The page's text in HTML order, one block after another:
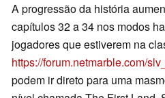
A progressão da história
capítulos 32 a 34 nos modos
jogadores que estiverem na
https://forum.netmarble.com/
podem ir direto para uma